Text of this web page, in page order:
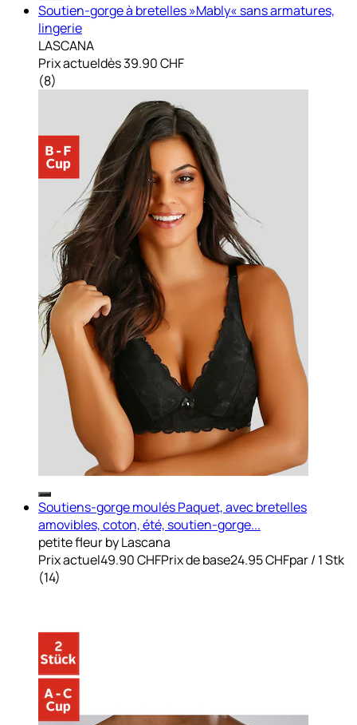
Soutien-gorge à bretelles »Mably« sans armatures,
lingerie
LASCANA
Prix actueldès39.90 CHF
(8)
Soutiens-gorge moulés Paquet, avec bretelles
amovibles, coton, été, soutien-gorge...
petite fleur by Lascana
Prix actuel49.90 CHFPrix de base24.95 CHFpar/ 1 Stk
(14)